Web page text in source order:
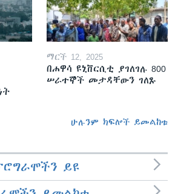
ማርች 12, 2025
በሐዋሳ ዩኒቨርሲቲ ያገለገሉ 800
ሠራተኞች መታዳቸውን ገለጹ
ሁሉንም ክፍሎች ይመልከቱ
ይዩ